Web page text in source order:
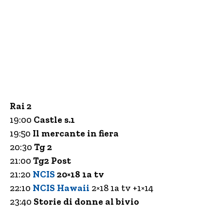
Rai 2
19:00 Castle s.1
19:50 Il mercante in fiera
20:30 Tg 2
21:00 Tg2 Post
21:20 NCIS 20×18 1a tv
22:10 NCIS Hawaii 2×18 1a tv +1×14
23:40 Storie di donne al bivio